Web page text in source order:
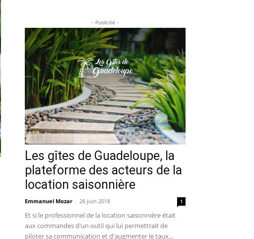
- Publicité -
Les gîtes de Guadeloupe, la
plateforme des acteurs de la
location saisonnière
Emmanuel Mozar - 26 juin 2018 1
Et si le professionnel de la location saisonnière était
aux commandes d'un outil qui lui permettrait de
piloter sa communication et d'augmenter le taux...